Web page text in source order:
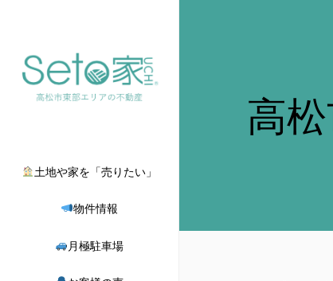
土地や家を「売りたい」
物件情報
月極駐車場
高